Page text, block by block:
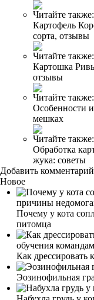
Читайте также:
Картофель
сорта, отзывы
Читайте также:
Картошка
отзывы
Читайте также:
Особенности
мешках
Читайте также:
Обработка
жука: советы
Добавить комментарий
Новое
Почему у кота
питомца
Как дрессировать
Эозинофильная